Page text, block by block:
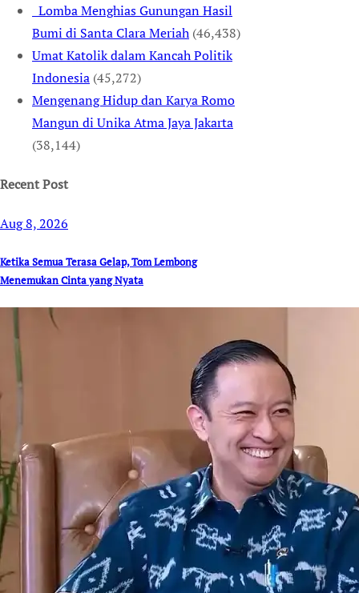
Lomba Menghias Gunungan Hasil
Bumi di Santa Clara Meriah (46,438)
Umat Katolik dalam Kancah Politik
Indonesia (45,272)
Mengenang Hidup dan Karya Romo
Mangun di Unika Atma Jaya Jakarta
(38,144)
Recent Post
Aug 8, 2026
Ketika Semua Terasa Gelap, Tom Lembong
Menemukan Cinta yang Nyata